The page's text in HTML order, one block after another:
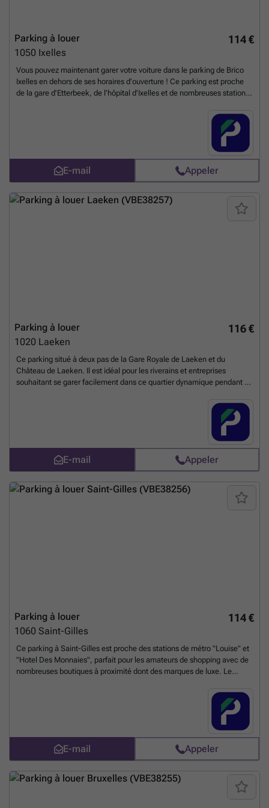
114 €
Parking à louer
1050 Ixelles
Vous pouvez maintenant garer votre voiture dans le parking de Brico
Ixelles en dehors de ses horaires d'ouverture ! Ce parking est proche
de la gare d'Etterbeek, de l'hôpital d'Ixelles et de nombreuses stations
Places disponibles limitées, ne manquez pas votre chance, abonnez-
vous à ce parking maintenant ! Vous pouvez réserver directement
votre parking sur le lien suivant : ### %20-%20elsene/avenue-de-la-
utm_source=ubiflow&utm_medium=referral&utm_campaign=parking
_listing&utm_content=be
E-mail Appeler
116 €
Parking à louer
1020 Laeken
Ce parking situé à deux pas de la Gare Royale de Laeken et du
Château de Laeken. Il est idéal pour les riverains et entreprises
souhaitant se garer facilement dans ce quartier dynamique pendant la
dès maintenant votre abonnement dans ce parking sécurisé ! Vous
pouvez réserver directement votre parking sur le lien suivant : ###
%20-%20laken/avenue-de-la-reine-252-ville-de-bruxelles-2855?
utm_source=ubiflow&utm_medium=referral&utm_campaign=parking
_listing&utm_content=beEn savoir plus ?
E-mail Appeler
114 €
Parking à louer
1060 Saint-Gilles
Ce parking à Saint-Gilles est proche des stations de métro "Louise" et
"Hotel Des Monnaies", parfait pour les amateurs de shopping avec de
nombreuses boutiques à proximité dont des marques de luxe. Le
solution de parking pour vous si vous vivez ou travaillez dans cette
zone! Vous pouvez réserver directement votre parking sur le lien
suivant : ### %20-%20sint-gillis/avenue-de-la-toison-d-or-61-saint-
utm_source=ubiflow&utm_medium=referral&utm_campaign=parking
_listing&utm_content=be
E-mail Appeler